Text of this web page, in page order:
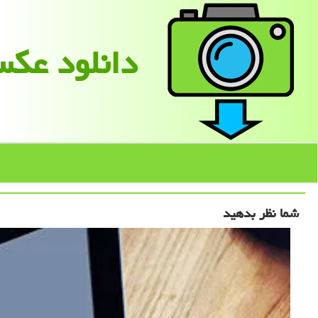
دانلود
شما نظر بدهید